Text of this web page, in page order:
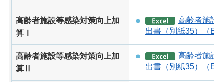
高齢者施設等感染対策向上加
算Ⅰ
高齢者施設
出書（別紙35）（
高齢者施設等感染対策向上加
算Ⅱ
高齢者施設
出書（別紙35）（